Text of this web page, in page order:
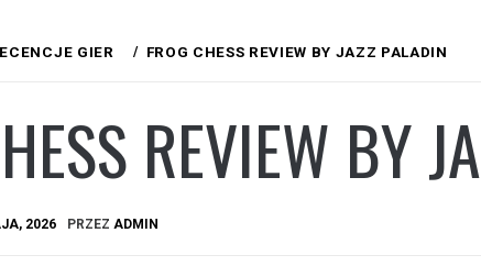
GIER FROG CHESS REVIEW BY JAZZ PALADIN
REVIEW BY
2026 PRZEZ ADMIN